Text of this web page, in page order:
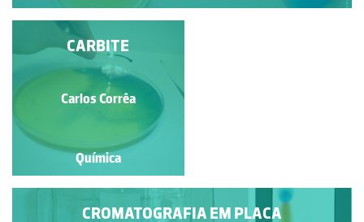
PRATA SOBRE COBRE
Carlos Corrêa
Química
CARBITE
Carlos Corrêa
Química
CROMATOGRAFIA EM PLACA